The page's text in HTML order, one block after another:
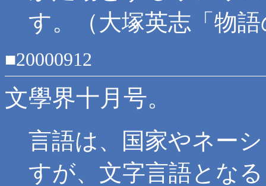
す。（大塚英志「物
■20000912
文學界十月号。
言語は、国家やネー
すが、文字言語とな